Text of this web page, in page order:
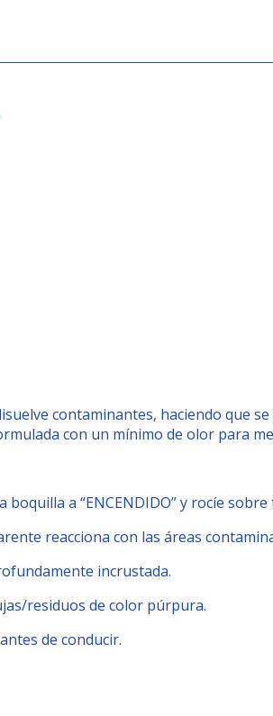
contaminantes, haciendo que
con un mínimo de olor para
a “ENCENDIDO” y rocíe
reacciona con las áreas
incrustada.
residuos de color púrpura.
de conducir.